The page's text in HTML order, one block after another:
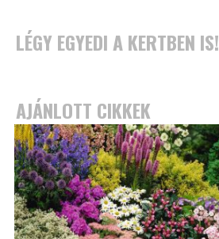
LÉGY EGYEDI A KERTBEN IS!
AJÁNLOTT CIKKEK